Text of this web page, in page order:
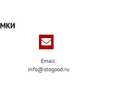
Email:
info@stogood.ru